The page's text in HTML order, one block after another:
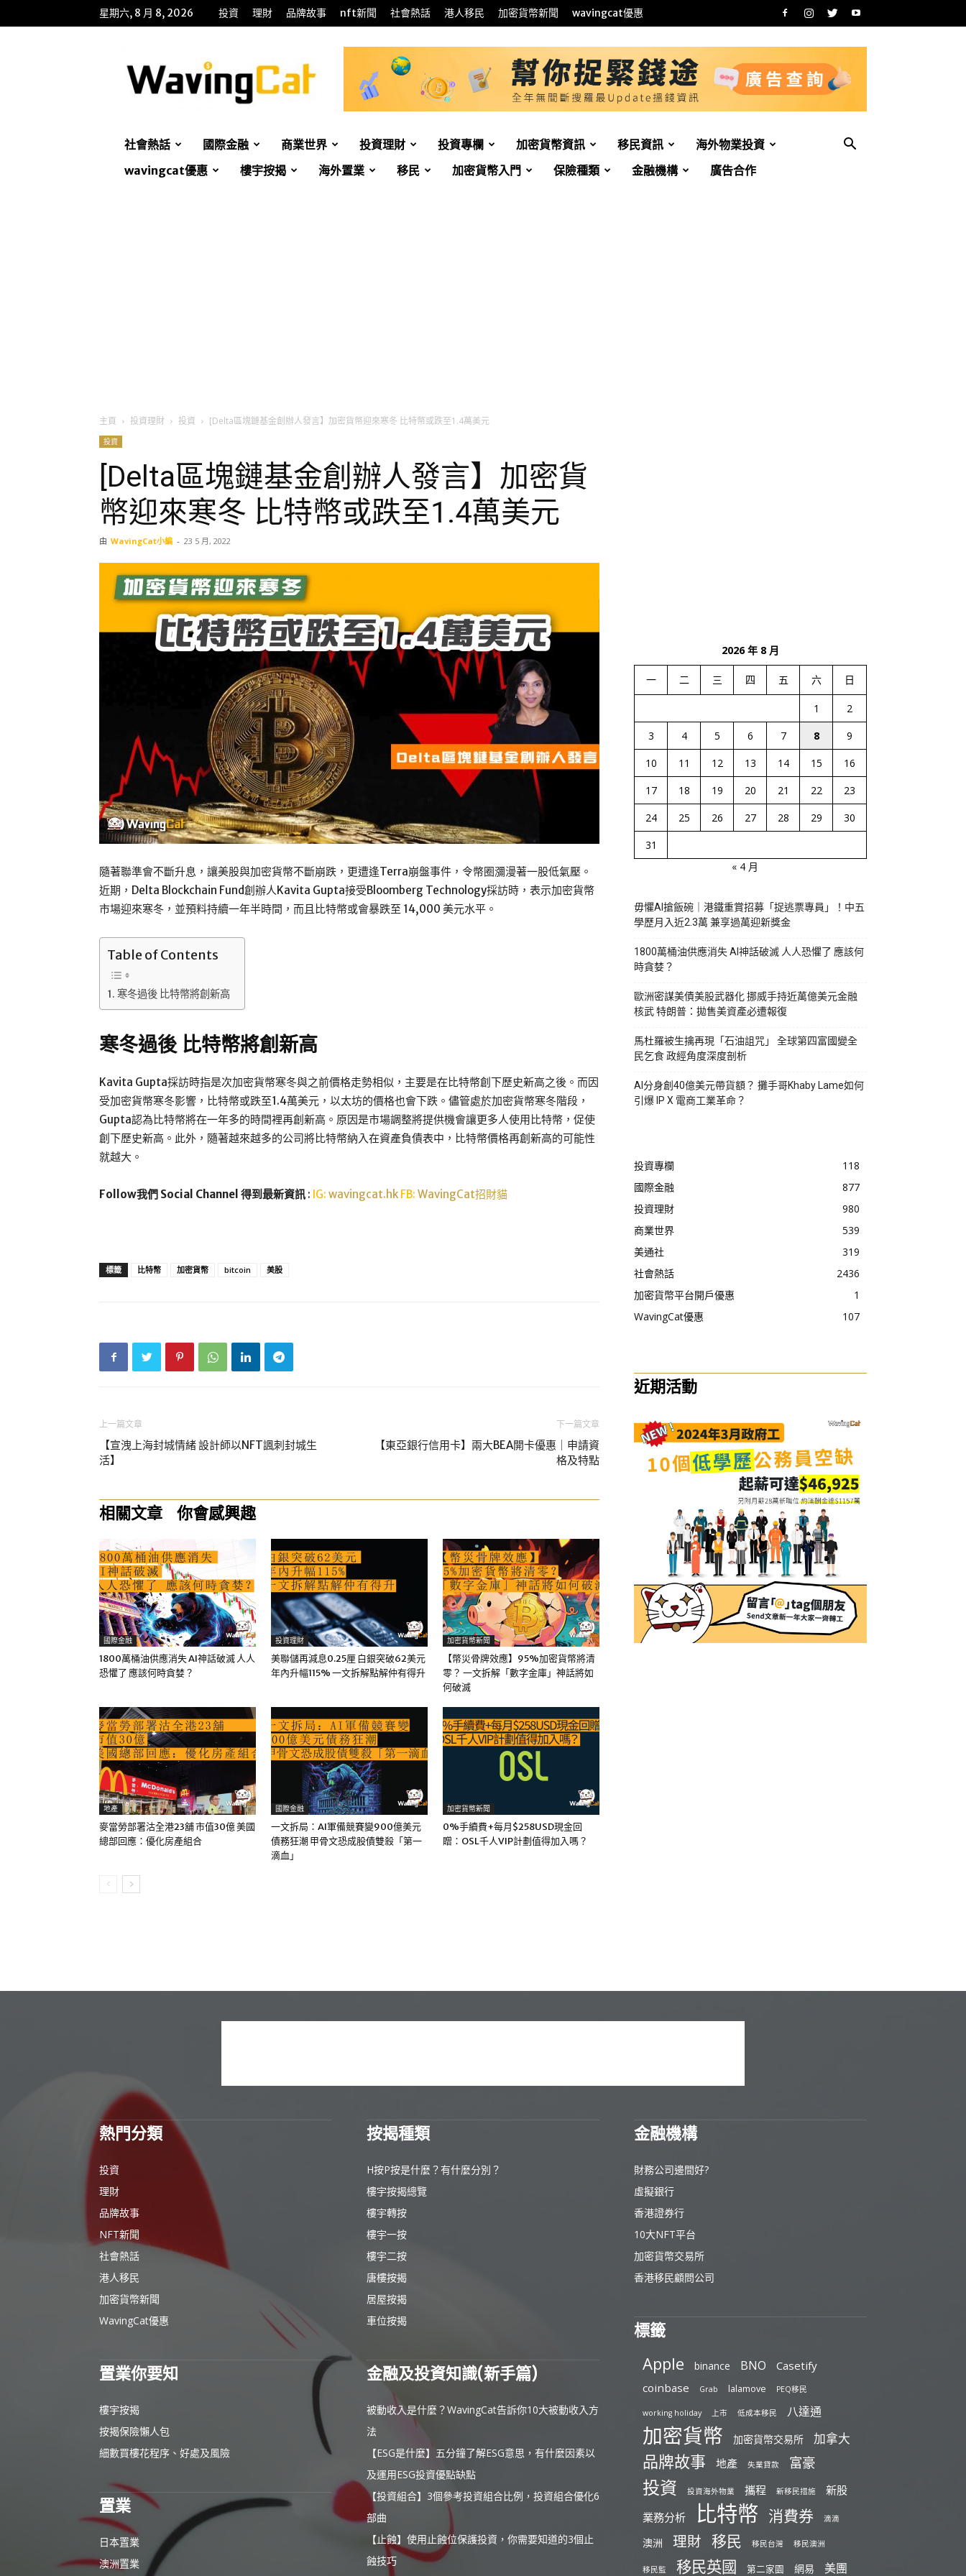
星期六, 8 月 8, 2026 投資 理財 品牌故事 nft新聞 社會熱話 港人移民 加密貨幣新聞 wavingcat優惠
招
財
貓
社會熱話 國際金融 商業世界 投資理財 投資專欄 加密貨幣資訊 移民資訊
海外物業投資
wavingcat優惠
樓宇按揭 海外置業 移民 加密貨幣入門 保險種類 金融機構 廣告合作
主頁 投資理財 投資 [Delta區塊鏈基金創辦人發言】加密貨幣迎來寒冬 比特幣或跌至1.4萬美元
投資
[Delta區塊鏈基金創辦人發言】加密貨
幣迎來寒冬 比特幣或跌至1.4萬美元
由 WavingCat小編 - 23 5 月, 2022
隨著聯準會不斷升息，讓美股與加密貨幣不斷崩跌，更遭逢Terra崩盤事件，令幣圈瀰漫著一股低氣壓。
近期，Delta Blockchain Fund創辦人Kavita Gupta接受Bloomberg Technology採訪時，表示加密貨幣
市場迎來寒冬，並預料持續一年半時間，而且比特幣或會暴跌至 14,000 美元水平。
Table of Contents
寒冬過後 比特幣將創新高
寒冬過後 比特幣將創新高
Kavita Gupta採訪時指是次加密貨幣寒冬與之前價格走勢相似，主要是在比特幣創下歷史新高之後。而因
受加密貨幣寒冬影響，比特幣或跌至1.4萬美元，以太坊的價格也會下跌。儘管處於加密貨幣寒冬階段，
Gupta認為比特幣將在一年多的時間裡再創新高。原因是市場調整將提供機會讓更多人使用比特幣，促使
創下歷史新高。此外，隨著越來越多的公司將比特幣納入在資產負債表中，比特幣價格再創新高的可能性
就越大。
Follow我們 Social Channel 得到最新資訊 : IG: wavingcat.hkFB: WavingCat招財貓
標籤 比特幣 加密貨幣 bitcoin 美股
上一篇文章
【宣洩上海封城情緒 設計師以NFT諷刺封城生
活】
下一篇文章
【東亞銀行信用卡】兩大BEA開卡優惠｜申請資
格及特點
相關文章 你會感興趣
國際金融
1800萬桶油供應消失 AI神話破滅 人人
恐懼了 應該何時貪婪？
投資理財
美聯儲再減息0.25厘 白銀突破62美元
年內升幅115% 一文拆解點解仲有得升
加密貨幣新聞
【幣災骨牌效應】95%加密貨幣將清
零？ 一文拆解「數字金庫」神話將如
何破滅
地產
麥當勞部署沽全港23舖 市值30億 美國
總部回應：優化房產組合
國際金融
一文拆局：AI軍備競賽變900億美元
債務狂潮 甲骨文恐成股債雙殺「第一
滴血」
加密貨幣新聞
0%手續費+每月$258USD現金回
贈：OSL千人VIP計劃值得加入嗎？
2026 年 8 月
一 二 三 四 五 六 日
1
2
3
4 5 6 7 8
9
10
11 12 13 14 15
16
17
18 19 20 21 22
23
24
25 26 27 28 29
30
31
« 4 月
毋懼AI搶飯碗｜港鐵重賞招募「捉逃票專員」！中五
學歷月入近2.3萬 兼享過萬迎新獎金
1800萬桶油供應消失 AI神話破滅 人人恐懼了 應該何
時貪婪？
歐洲密謀美債美股武器化 挪威手持近萬億美元金融
核武 特朗普：拋售美資產必遭報復
馬杜羅被生擒再現「石油詛咒」 全球第四富國變全
民乞食 政經角度深度剖析
AI分身創40億美元帶貨額？ 攤手哥Khaby Lame如何
引爆 IP X 電商工業革命？
投資專欄
118
國際金融
877
投資理財
980
商業世界
539
美通社
319
社會熱話
2436
加密貨幣平台開戶優惠
1
WavingCat優惠
107
近期活動
熱門分類
投資
理財
品牌故事
NFT新聞
社會熱話
港人移民
加密貨幣新聞
WavingCat優惠
置業你要知
樓宇按揭
按揭保險懶人包
細數買樓花程序、好處及風險
置業
日本置業
澳洲置業
按揭種類
H按P按是什麼？有什麼分別？
樓宇按揭總覽
樓宇轉按
樓宇一按
樓宇二按
唐樓按揭
居屋按揭
車位按揭
金融及投資知識(新手篇)
被動收入是什麼？WavingCat告訴你10大被動收入方
法
【ESG是什麼】五分鐘了解ESG意思，有什麼因素以
及運用ESG投資優點缺點
【投資組合】3個參考投資組合比例，投資組合優化6
部曲
【止蝕】使用止蝕位保護投資，你需要知道的3個止
蝕技巧
金融機構
財務公司邊間好?
虛擬銀行
香港證券行
10大NFT平台
加密貨幣交易所
香港移民顧問公司
標籤
Apple binance BNO
Casetify
coinbase
Grab lalamove PEQ移民
working holiday 上市 低成本移民 八達通
加密貨幣 加密貨幣交易所 加拿大
品牌故事 地產 失業貸款 富豪
投資 投資海外物業 攜程 新移民措施
新股
業務分析
比特幣 消費券 滴滴
澳洲 理財 移民 移民台灣 移民澳洲
移民監 移民英國 第二家園 網易 美團